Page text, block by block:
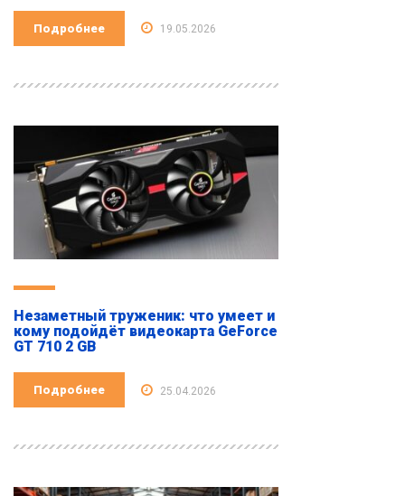
Подробнее 19.05.2026
Незаметный труженик: что умеет и
кому подойдёт видеокарта GeForce
GT 710 2 GB
Подробнее 25.04.2026